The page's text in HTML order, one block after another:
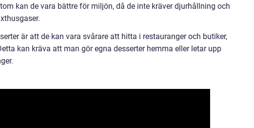
kan de vara bättre för miljön, då de inte kräver djurhållning och
är att de kan vara svårare att hitta i restauranger och butiker,
kan kräva att man gör egna desserter hemma eller letar upp